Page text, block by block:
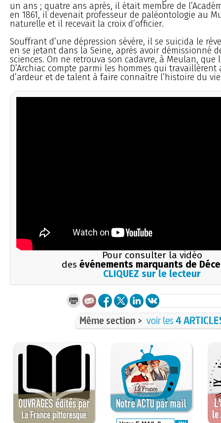
un ans ; quatre ans après, il était membre de
en 1861, il devenait professeur de paléontologie au
naturelle et il recevait la croix d’officier.
Souffrant d’une dépression sévère, il se suicida le
en se jetant dans la Seine, après avoir démissionné
sciences. On ne retrouva son cadavre, à Meulan, que
D’Archiac compte parmi les hommes qui travaillèrent
d’ardeur et de talent à faire connaître l’histoire du
Pour consulter la vidéo
des événements marquants de
CLIQUEZ sur le lecteur
Même section > voir les4